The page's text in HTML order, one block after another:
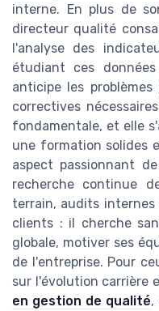
interne. En plus de
directeur qualité
l'analyse des
étudiant ces
anticipe les
correctives
fondamentale, et elle
une formation solides
aspect passionnant
recherche continue
terrain, audits
clients : il cherche
globale, motiver ses
de l'entreprise. Pour
sur l'évolution carrière
en gestion de qualité,